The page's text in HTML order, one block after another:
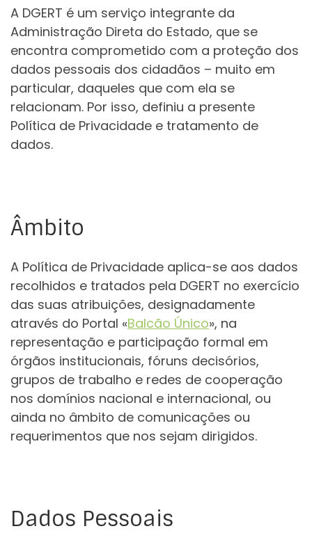
A DGERT é um serviço integrante da
Administração Direta do Estado, que se
encontra comprometido com a proteção dos
dados pessoais dos cidadãos – muito em
particular, daqueles que com ela se
relacionam. Por isso, definiu a presente
Política de Privacidade e tratamento de
dados.
Âmbito
A Política de Privacidade aplica-se aos dados
recolhidos e tratados pela DGERT no exercício
das suas atribuições, designadamente
através do Portal «Balcão Único», na
representação e participação formal em
órgãos institucionais, fóruns decisórios,
grupos de trabalho e redes de cooperação
nos domínios nacional e internacional, ou
ainda no âmbito de comunicações ou
requerimentos que nos sejam dirigidos.
Dados Pessoais